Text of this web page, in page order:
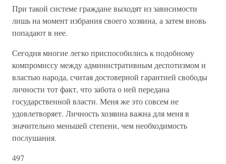
При такой системе граждане выходят из зависимости
лишь на момент избрания своего хозяина, а затем вновь
попадают в нее.
Сегодня многие легко приспособились к подобному
компромиссу между административным деспотизмом и
властью народа, считая достоверной гарантией свободы
личности тот факт, что забота о ней передана
государственной власти. Меня же это совсем не
удовлетворяет. Личность хозяина важна для меня в
значительно меньшей степени, чем необходимость
послушания.
497